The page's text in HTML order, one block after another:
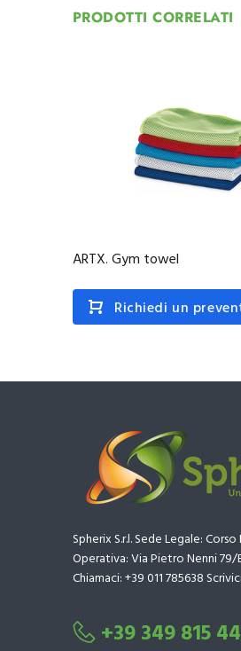
PRODOTTI CORRELATI
ARTX. Gym towel
Richiedi un
Spherix S.r.l. Sede Legale:
Operativa: Via Pietro Nenni 79/
Chiamaci: +39 011 785638
+39 349 815